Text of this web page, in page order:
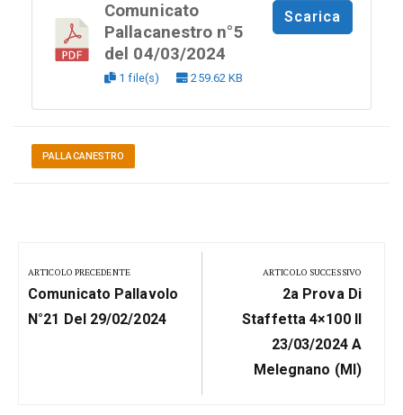
Comunicato
Pallacanestro n°5
del 04/03/2024
1 file(s) 259.62 KB
Scarica
PALLACANESTRO
articoli
ARTICOLO PRECEDENTE
Previous
Post:
Comunicato Pallavolo
N°21 Del 29/02/2024
ARTICOLO SUCCESSIVO
Next
Post:
2a Prova Di
Staffetta 4×100 Il
23/03/2024 A
Melegnano (MI)